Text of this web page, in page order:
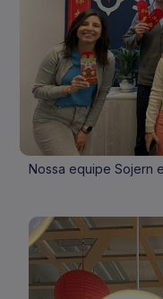
Nossa equipe Sojern